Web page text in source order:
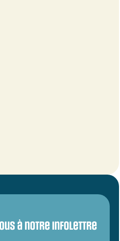
à notre infolettre